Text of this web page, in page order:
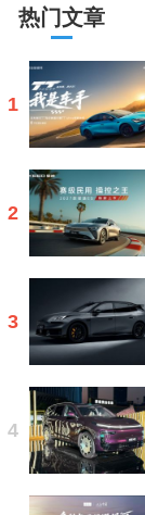
热门文章
1
2
3
4